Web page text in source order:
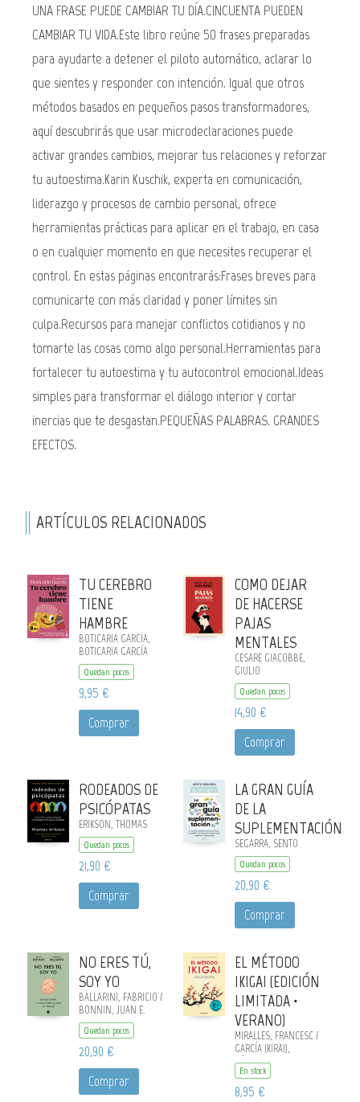
UNA FRASE PUEDE CAMBIAR TU DÍA.CINCUENTA PUEDEN
CAMBIAR TU VIDA.Este libro reúne 50 frases preparadas
para ayudarte a detener el piloto automático, aclarar lo
que sientes y responder con intención. Igual que otros
métodos basados en pequeños pasos transformadores,
aquí descubrirás que usar microdeclaraciones puede
activar grandes cambios, mejorar tus relaciones y reforzar
tu autoestima.Karin Kuschik, experta en comunicación,
liderazgo y procesos de cambio personal, ofrece
herramientas prácticas para aplicar en el trabajo, en casa
o en cualquier momento en que necesites recuperar el
control. En estas páginas encontrarás:Frases breves para
comunicarte con más claridad y poner límites sin
culpa.Recursos para manejar conflictos cotidianos y no
tomarte las cosas como algo personal.Herramientas para
fortalecer tu autoestima y tu autocontrol emocional.Ideas
simples para transformar el diálogo interior y cortar
inercias que te desgastan.PEQUEÑAS PALABRAS. GRANDES
EFECTOS.
ARTÍCULOS RELACIONADOS
TU CEREBRO
TIENE
HAMBRE
BOTICARIA GARCÍA,
BOTICARIA GARCÍA
Quedan pocos
9,95 €
Comprar
COMO DEJAR
DE HACERSE
PAJAS
MENTALES
CESARE GIACOBBE,
GIULIO
Quedan pocos
14,90 €
Comprar
RODEADOS DE
PSICÓPATAS
ERIKSON, THOMAS
Quedan pocos
21,90 €
Comprar
LA GRAN GUÍA
DE LA
SUPLEMENTACIÓN
SEGARRA, SENTO
Quedan pocos
20,90 €
Comprar
NO ERES TÚ,
SOY YO
BALLARINI, FABRICIO /
BONNIN, JUAN E.
Quedan pocos
20,90 €
Comprar
EL MÉTODO
IKIGAI (EDICIÓN
LIMITADA ·
VERANO)
MIRALLES, FRANCESC /
GARCÍA (KIRAI),
HÉCTOR
En stock
8,95 €